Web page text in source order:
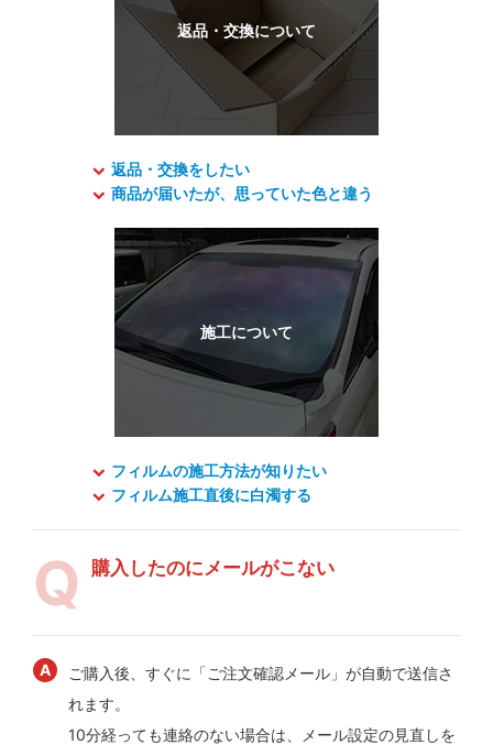
返品・交換をしたい
商品が届いたが、思っていた色と違う
フィルムの施工方法が知りたい
フィルム施工直後に白濁する
購入したのにメールがこない
ご購入後、すぐに「ご注文確認メール」が自動で送信さ
れます。
10分経っても連絡のない場合は、メール設定の見直しを